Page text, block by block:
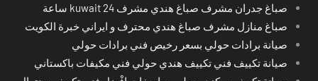
صباغ جدران مشرف صباغ هندي مشرف kuwait 24 ساعة
صباغ منازل مشرف صباغ هندي محترف و ايراني خبرة الكويت
صيانة برادات حولي بسعر رخيص فني برادات حولي
صيانة تكييف فني تكييف هندي حولي فني مكيفات باكستاني